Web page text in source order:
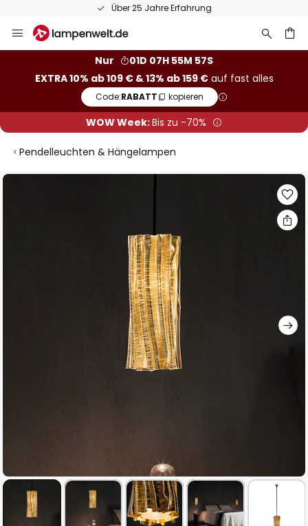
Über 25 Jahre Erfahrung
Inhalt
Nur
01D 07H 55M 57S
EXTRA 10% ab 109 € & 13% ab 159 €auf fast alles
Code:RABATT kopieren
WOW Week:Bis zu -70%
Pendelleuchten & Hängelampen
Zum